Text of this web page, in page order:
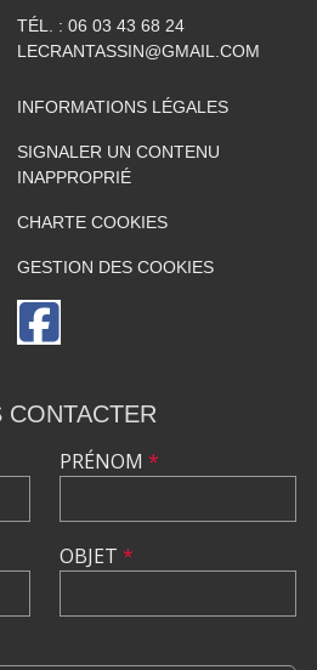
TÉL. : 06 03 43 68 24
LECRANTASSIN@GMAIL.COM
INFORMATIONS LÉGALES
SIGNALER UN CONTENU
INAPPROPRIÉ
CHARTE COOKIES
GESTION DES COOKIES
CONTACTER
PRÉNOM *
OBJET *